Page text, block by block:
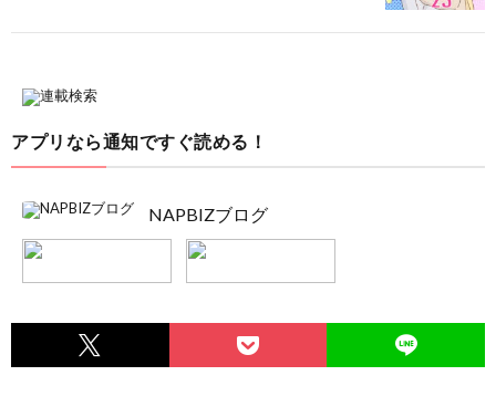
アプリなら通知ですぐ読める！
NAPBIZブログ